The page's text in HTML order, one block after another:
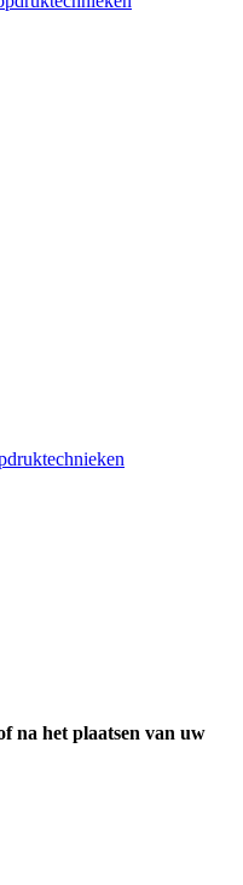
na het plaatsen van uw